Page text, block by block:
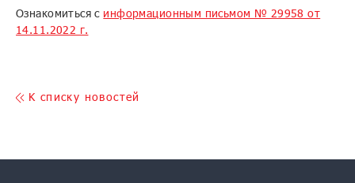
Ознакомиться с информационным письмом № 29958 от
14.11.2022 г.
K списку новостей